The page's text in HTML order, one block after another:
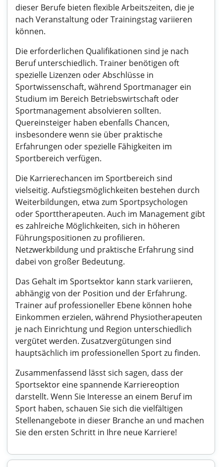
dieser Berufe bieten flexible Arbeitszeiten, die je
nach Veranstaltung oder Trainingstag variieren
können.
Die erforderlichen Qualifikationen sind je nach
Beruf unterschiedlich. Trainer benötigen oft
spezielle Lizenzen oder Abschlüsse in
Sportwissenschaft, während Sportmanager ein
Studium im Bereich Betriebswirtschaft oder
Sportmanagement absolvieren sollten.
Quereinsteiger haben ebenfalls Chancen,
insbesondere wenn sie über praktische
Erfahrungen oder spezielle Fähigkeiten im
Sportbereich verfügen.
Die Karrierechancen im Sportbereich sind
vielseitig. Aufstiegsmöglichkeiten bestehen durch
Weiterbildungen, etwa zum Sportpsychologen
oder Sporttherapeuten. Auch im Management gibt
es zahlreiche Möglichkeiten, sich in höheren
Führungspositionen zu profilieren.
Netzwerkbildung und praktische Erfahrung sind
dabei von großer Bedeutung.
Das Gehalt im Sportsektor kann stark variieren,
abhängig von der Position und der Erfahrung.
Trainer auf professioneller Ebene können hohe
Einkommen erzielen, während Physiotherapeuten
je nach Einrichtung und Region unterschiedlich
vergütet werden. Zusatzvergütungen sind
hauptsächlich im professionellen Sport zu finden.
Zusammenfassend lässt sich sagen, dass der
Sportsektor eine spannende Karriereoption
darstellt. Wenn Sie Interesse an einem Beruf im
Sport haben, schauen Sie sich die vielfältigen
Stellenangebote in dieser Branche an und machen
Sie den ersten Schritt in Ihre neue Karriere!